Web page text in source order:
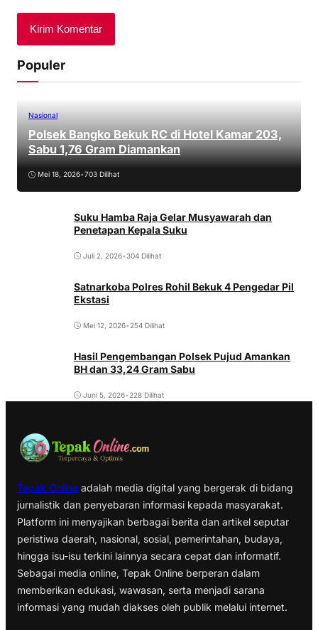
Populer
Nasional
Polsek Bangko Bekuk RC di Hotel Kamar 203,
Sabu 1,76 Gram Diamankan
Mei 18, 2026•703 Dilihat
Suku Hamba Raja Gelar Musyawarah dan
Penetapan Kepala Suku
Juli 2, 2026•304 Dilihat
Satnarkoba Polres Rohil Bekuk 4 Pengedar Pil
Ekstasi
Mei 12, 2026• 254 Dilihat
Hasil Pengembangan Polsek Pujud Amankan
BH dan 33,24 Gram Sabu
Juni 5, 2026• 228 Dilihat
Tepak Online adalah media digital yang bergerak di bidang
jurnalistik dan penyebaran informasi kepada masyarakat.
Platform ini menyajikan berbagai berita dan artikel seputar
peristiwa daerah, nasional, sosial, pemerintahan, budaya,
hingga isu-isu terkini lainnya secara cepat dan informatif.
Sebagai media online, Tepak Online berperan dalam
memberikan edukasi, wawasan, serta menjadi sarana
informasi yang mudah diakses oleh publik melalui internet.